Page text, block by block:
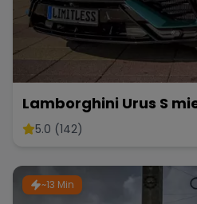
Lamborghini Urus S
SUV Sportwagen
5.0 (142)
~13 Min